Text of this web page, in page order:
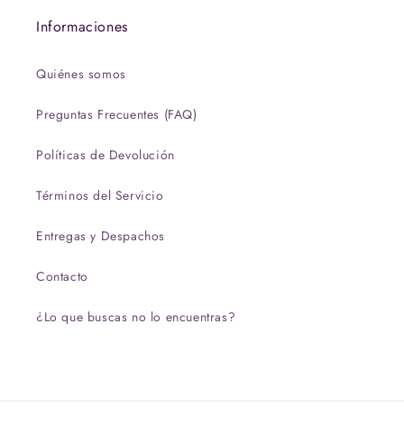
Informaciones
Quiénes somos
Preguntas Frecuentes (FAQ)
Políticas de Devolución
Términos del Servicio
Entregas y Despachos
Contacto
¿Lo que buscas no lo encuentras?